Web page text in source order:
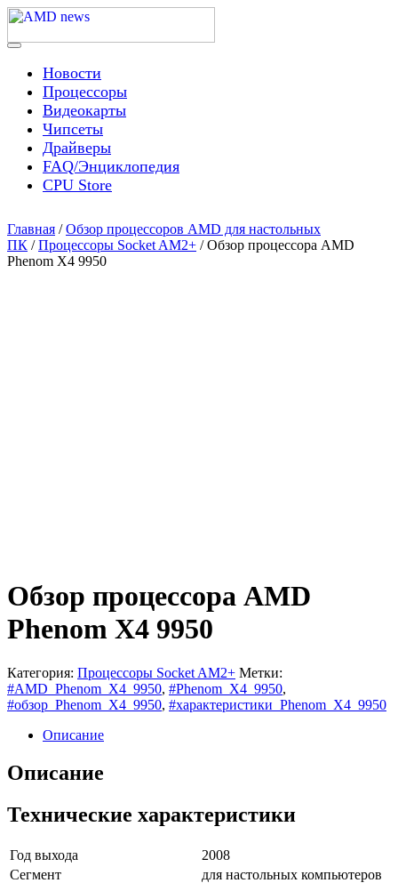
Skip
content
AMD news
Menu
Новости
Процессоры
Видеокарты
Чипсеты
Драйверы
FAQ/Энциклопедия
CPU Store
Главная /Обзор процессоров AMD для настольных
ПК /Процессоры Socket AM2+ / Обзор процессора AMD
Phenom X4 9950
Обзор процессора AMD
Phenom X4 9950
Категория: Процессоры Socket AM2+ Метки:
#AMD_Phenom_X4_9950, #Phenom_X4_9950,
#обзор_Phenom_X4_9950, #характеристики_Phenom_X4_9950
Описание
Описание
Технические характеристики
Год выхода
2008
Сегмент
для настольных компьютеров